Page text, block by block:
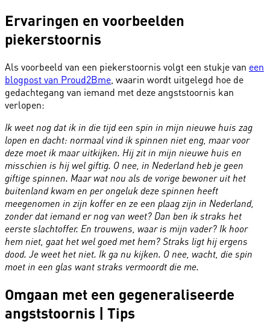
Ervaringen en voorbeelden
piekerstoornis
Als voorbeeld van een piekerstoornis volgt een stukje van een
blogpost van Proud2Bme , waarin wordt uitgelegd hoe de
gedachtegang van iemand met deze angststoornis kan
verlopen:
Ik weet nog dat ik in die tijd een spin in mijn nieuwe huis zag
lopen en dacht: normaal vind ik spinnen niet eng, maar voor
deze moet ik maar uitkijken. Hij zit in mijn nieuwe huis en
misschien is hij wel giftig. O nee, in Nederland heb je geen
giftige spinnen. Maar wat nou als de vorige bewoner uit het
buitenland kwam en per ongeluk deze spinnen heeft
meegenomen in zijn koffer en ze een plaag zijn in Nederland,
zonder dat iemand er nog van weet? Dan ben ik straks het
eerste slachtoffer. En trouwens, waar is mijn vader? Ik hoor
hem niet, gaat het wel goed met hem? Straks ligt hij ergens
dood. Je weet het niet. Ik ga nu kijken. O nee, wacht, die spin
moet in een glas want straks vermoordt die me.
Omgaan met een gegeneraliseerde
angststoornis | Tips